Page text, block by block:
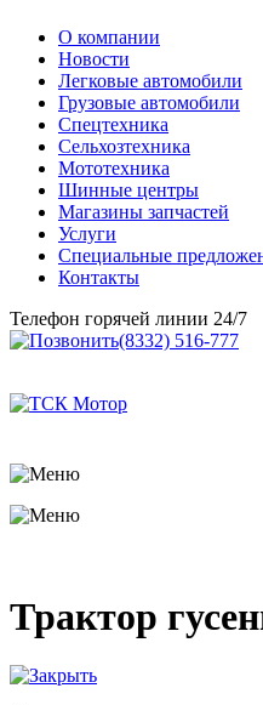
О компании
Новости
Легковые автомобили
Грузовые автомобили
Спецтехника
Сельхозтехника
Мототехника
Шинные центры
Магазины запчастей
Услуги
Специальные
Контакты
Телефон горячей линии 24/7
(8332) 516-777
Трактор